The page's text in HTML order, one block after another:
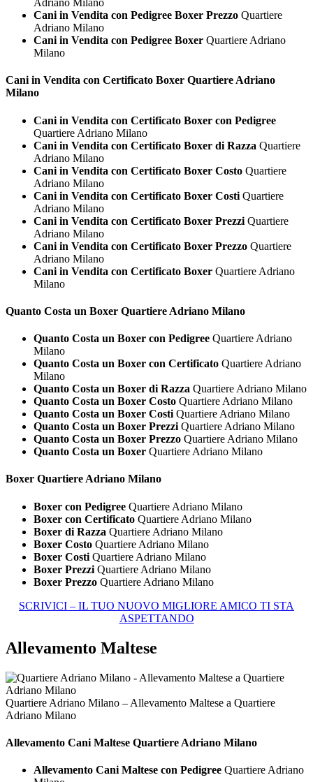
Adriano Milano
Cani in Vendita con Pedigree Boxer Prezzo Quartiere
Adriano Milano
Cani in Vendita con Pedigree Boxer Quartiere Adriano
Milano
Cani in Vendita con Certificato Boxer Quartiere Adriano
Milano
Cani in Vendita con Certificato Boxer con Pedigree
Quartiere Adriano Milano
Cani in Vendita con Certificato Boxer di Razza Quartiere
Adriano Milano
Cani in Vendita con Certificato Boxer Costo Quartiere
Adriano Milano
Cani in Vendita con Certificato Boxer Costi Quartiere
Adriano Milano
Cani in Vendita con Certificato Boxer Prezzi Quartiere
Adriano Milano
Cani in Vendita con Certificato Boxer Prezzo Quartiere
Adriano Milano
Cani in Vendita con Certificato Boxer Quartiere Adriano
Milano
Quanto Costa un Boxer Quartiere Adriano Milano
Quanto Costa un Boxer con Pedigree Quartiere Adriano
Milano
Quanto Costa un Boxer con Certificato Quartiere Adriano
Milano
Quanto Costa un Boxer di Razza Quartiere Adriano Milano
Quanto Costa un Boxer Costo Quartiere Adriano Milano
Quanto Costa un Boxer Costi Quartiere Adriano Milano
Quanto Costa un Boxer Prezzi Quartiere Adriano Milano
Quanto Costa un Boxer Prezzo Quartiere Adriano Milano
Quanto Costa un Boxer Quartiere Adriano Milano
Boxer Quartiere Adriano Milano
Boxer con Pedigree Quartiere Adriano Milano
Boxer con Certificato Quartiere Adriano Milano
Boxer di Razza Quartiere Adriano Milano
Boxer Costo Quartiere Adriano Milano
Boxer Costi Quartiere Adriano Milano
Boxer Prezzi Quartiere Adriano Milano
Boxer Prezzo Quartiere Adriano Milano
SCRIVICI – IL TUO NUOVO MIGLIORE AMICO TI STA
ASPETTANDO
Allevamento Maltese
Quartiere Adriano Milano – Allevamento Maltese a Quartiere
Adriano Milano
Allevamento Cani Maltese Quartiere Adriano Milano
Allevamento Cani Maltese con Pedigree Quartiere Adriano